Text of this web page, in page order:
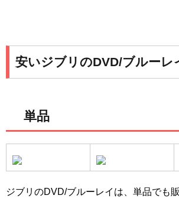
安いジブリのDVD/ブルーレ
単品
ジブリのDVD/ブルーレイは、単品でも